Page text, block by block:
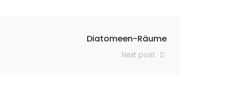
Diatomeen-Räume
Next post